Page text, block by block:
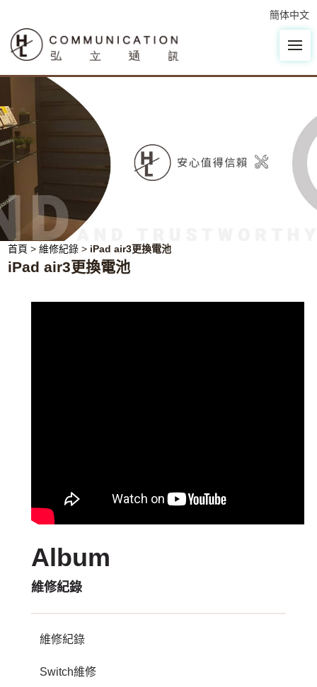
簡体中文
首頁 >維修紀錄 > iPad air3更換電池
iPad air3更換電池
Album
維修紀錄
維修紀錄
Switch維修